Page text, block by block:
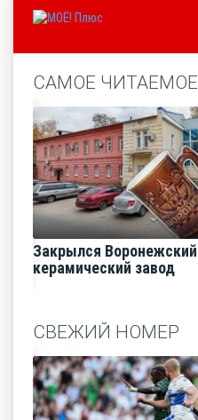
САМОЕ ЧИТАЕМОЕ
Закрылся Воронежский
керамический завод
СВЕЖИЙ НОМЕР